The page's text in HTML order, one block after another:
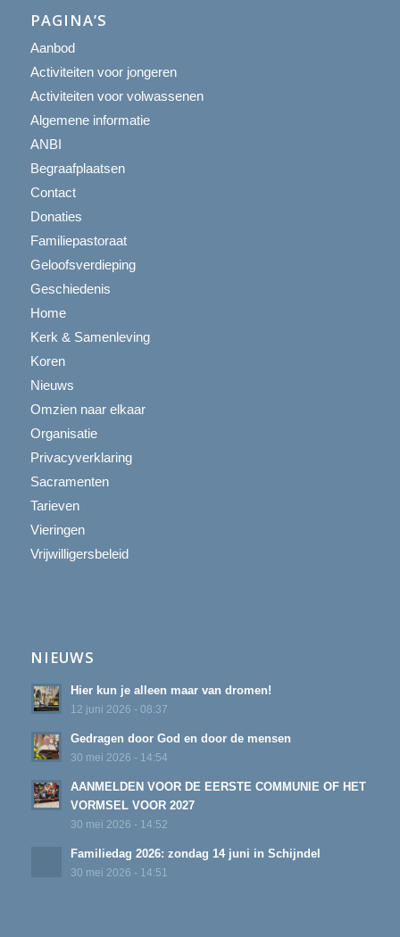
PAGINA’S
Aanbod
Activiteiten voor jongeren
Activiteiten voor volwassenen
Algemene informatie
ANBI
Begraafplaatsen
Contact
Donaties
Familiepastoraat
Geloofsverdieping
Geschiedenis
Home
Kerk & Samenleving
Koren
Nieuws
Omzien naar elkaar
Organisatie
Privacyverklaring
Sacramenten
Tarieven
Vieringen
Vrijwilligersbeleid
NIEUWS
Hier kun je alleen maar van dromen!
12 juni 2026 - 08:37
Gedragen door God en door de mensen
30 mei 2026 - 14:54
AANMELDEN VOOR DE EERSTE COMMUNIE OF HET
VORMSEL VOOR 2027
30 mei 2026 - 14:52
Familiedag 2026: zondag 14 juni in Schijndel
30 mei 2026 - 14:51